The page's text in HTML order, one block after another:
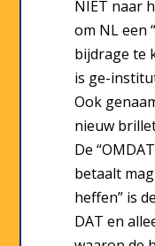
NIET naar
om NL een
bijdrage te
is ge-
Ook
nieuw
De
betaalt
heffen” is
DAT en